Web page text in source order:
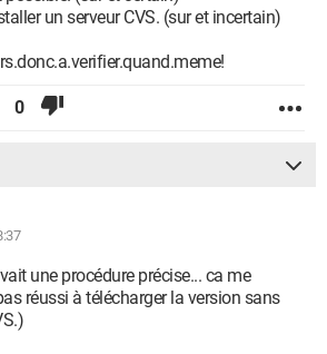
un serveur CVS. (sur et incertain)
0
une procédure précise... ca me
réussi à télécharger la version sans